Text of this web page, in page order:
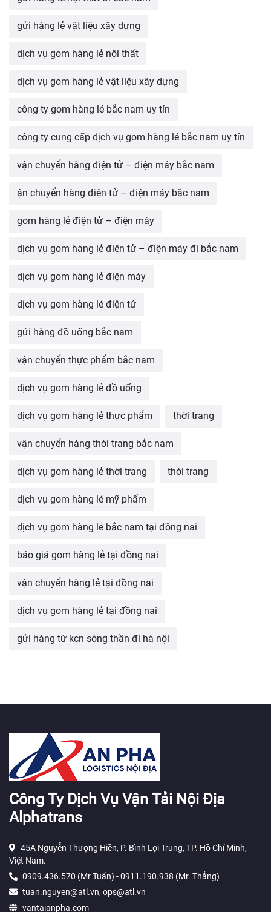
gửi hàng lẻ vật liệu xây dựng
dịch vụ gom hàng lẻ nội thất
dịch vụ gom hàng lẻ vật liệu xây dựng
công ty gom hàng lẻ bắc nam uy tín
công ty cung cấp dịch vụ gom hàng lẻ bắc nam uy tín
vận chuyển hàng điện tử – điện máy bắc nam
ận chuyển hàng điện tử – điện máy bắc nam
gom hàng lẻ điện tử – điện máy
dịch vụ gom hàng lẻ điện tử – điện máy đi bắc nam
dịch vụ gom hàng lẻ điện máy
dịch vụ gom hàng lẻ điện tử
gửi hàng đồ uống bắc nam
vận chuyển thực phẩm bắc nam
dịch vụ gom hàng lẻ đồ uống
dịch vụ gom hàng lẻ thực phẩm thời trang
vận chuyển hàng thời trang bắc nam
dịch vụ gom hàng lẻ thời trang thời trang
dịch vụ gom hàng lẻ mỹ phẩm
dịch vụ gom hàng lẻ bắc nam tại đồng nai
báo giá gom hàng lẻ tại đồng nai
vận chuyển hàng lẻ tại đồng nai
dịch vụ gom hàng lẻ tại đồng nai
gửi hàng từ kcn sóng thần đi hà nội
Công Ty Dịch Vụ Vận Tải Nội Địa
Alphatrans
45A Nguyễn Thượng Hiền, P. Bình Lợi Trung, TP. Hồ Chí Minh,
Việt Nam.
0909.436.570 (Mr Tuấn) - 0911.190.938 (Mr. Thắng)
tuan.nguyen@atl.vn, ops@atl.vn
vantaianpha.com